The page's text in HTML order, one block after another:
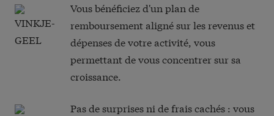
Vous bénéficiez d'un plan de
remboursement aligné sur les revenus et
dépenses de votre activité, vous
permettant de vous concentrer sur sa
croissance.
Pas de surprises ni de frais cachés : vous